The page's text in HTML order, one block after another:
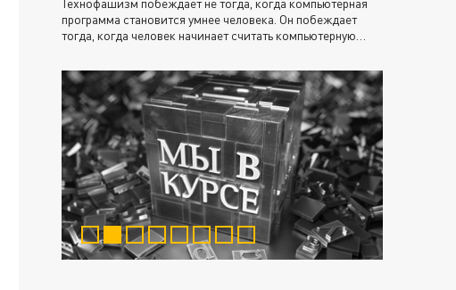
Технофашизм побеждает не тогда, когда компьютерная
программа становится умнее человека. Он побеждает
тогда, когда человек начинает считать компьютерную